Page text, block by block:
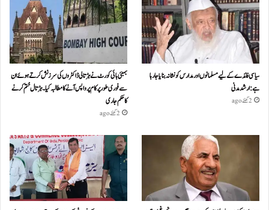
سیاسی فائدے کے لیے مسلمانوں اور مدارس کو نشانہ بنایا جا رہا
ہے: ارشد مدنی
2 گھنٹے ago
بمبئی ہائی کورٹ نے ہڑتالی ڈاکٹروں کی سرزنش کرتے ہوئے ان
سے فوری طور پر کام پر واپس آنے کا مطالبہ کیا۔ہڑتال ختم کرنے
کا حکم جاری
2 گھنٹے ago